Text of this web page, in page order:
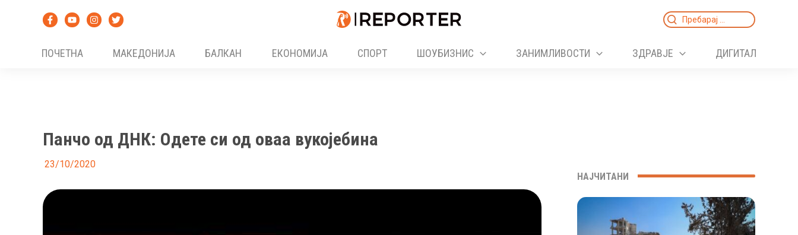
Search
ПОЧЕТНА
МАКЕДОНИЈА БАЛКАН ЕКОНОМИЈА СПОРТ ШОУБИЗНИС ЗАНИМЛИВОСТИ ЗДРАВЈЕ ДИГИТАЛ
Панчо од ДНК: Одете си од оваа вукојебина
23/10/2020
НАЈЧИТАНИ